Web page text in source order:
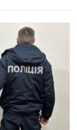
(1984 г.р.) от
призывают
эксплуатации